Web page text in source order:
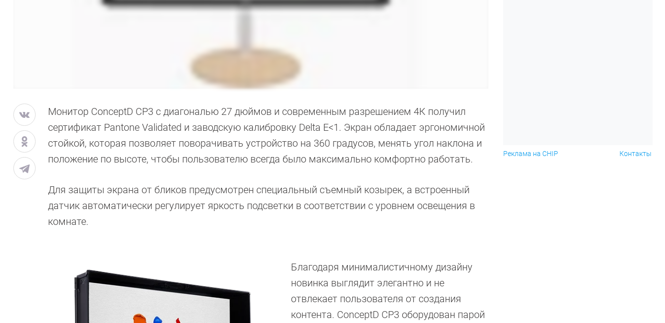
Монитор ConceptD CP3 с диагональю 27 дюймов и современным разрешением 4К получил
сертификат Pantone Validated и заводскую калибровку Delta E<1. Экран обладает эргономичной
стойкой, которая позволяет поворачивать устройство на 360 градусов, менять угол наклона и
положение по высоте, чтобы пользователю всегда было максимально комфортно работать.
Для защиты экрана от бликов предусмотрен специальный съемный козырек, а встроенный
датчик автоматически регулирует яркость подсветки в соответствии с уровнем освещения в
комнате.
Благодаря минималистичному дизайну
новинка выглядит элегантно и не
отвлекает пользователя от создания
контента. ConceptD CP3 оборудован парой
Реклама на CHIP Контакты